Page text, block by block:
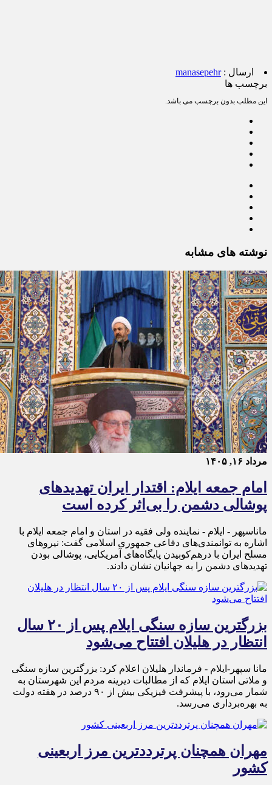
ارسال :manasepehr
برچسب ها
این مطلب بدون برچسب می باشد.
نوشته های مشابه
مرداد ۱۶, ۱۴۰۵
امام جمعه ایلام: اقتدار ایران تهدیدهای
پوشالی دشمن را بی‌اثر کرده است
ماناسپهر - ایلام - نماینده ولی فقیه در استان و امام جمعه ایلام با
اشاره به توانمندی‌های دفاعی جمهوری اسلامی گفت: نیروهای
مسلح ایران با درهم‌کوبیدن پایگاه‌های آمریکایی، پوشالی بودن
تهدیدهای دشمن را به جهانیان نشان دادند.
بزرگترین سازه سنگی ایلام پس از ۲۰ سال
انتظار در هلیلان افتتاح می‌شود
مانا سپهر-ایلام - فرماندار هلیلان اعلام کرد: بزرگترین سازه سنگی
و ملاتی استان ایلام که از مطالبات دیرینه مردم این شهرستان به
شمار می‌رود، با پیشرفت فیزیکی بیش از ۹۰ درصد در هفته دولت
به بهره‌برداری می‌رسد.
مهران همچنان پرترددترین مرز اربعینی
کشور